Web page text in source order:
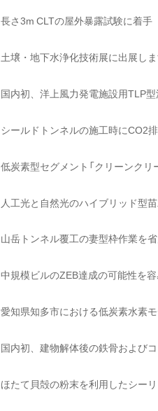
長さ3m CLTの屋外暴露試験に着手
土壌・地下水浄化技術展に出展し
国内初、洋上風力発電施設用TLP
シールドトンネルの施工時にCO2
低炭素型セグメント「クリーンク
人工光と自然光のハイブリッド型
山岳トンネル覆工の妻型枠作業を
中規模ビルのZEB達成の可能性を
愛知県知多市における低炭素水素
国内初、建物解体後の鉄骨および
ほたて貝殻の粉末を利用したシー